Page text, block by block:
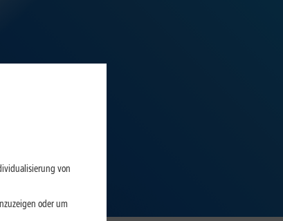
von
oder um